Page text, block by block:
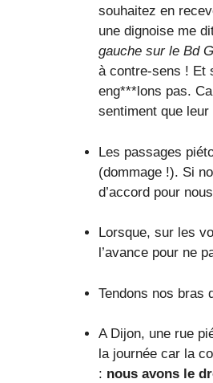
souhaitez en
une dignoise me
gauche sur le Bd
à contre-sens ! Et
eng***lons pas.
sentiment que
Les passages
(dommage !). Si
d’accord pour
Lorsque, sur les
l’avance pour ne
Tendons nos bras
A Dijon, une rue
la journée car la
: nous avons le